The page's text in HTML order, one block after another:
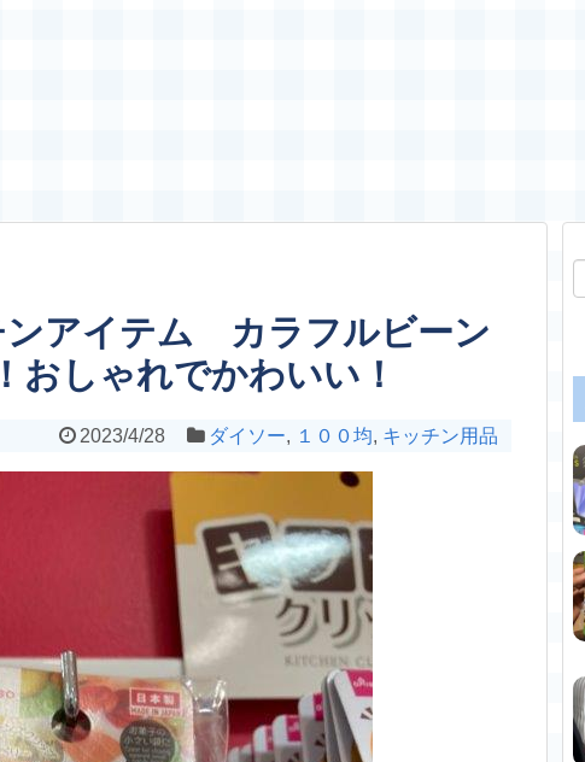
ンアイテム カラフルビーン
おしゃれでかわいい！
2023/4/28 ダイソー, １００均, キッチン用品